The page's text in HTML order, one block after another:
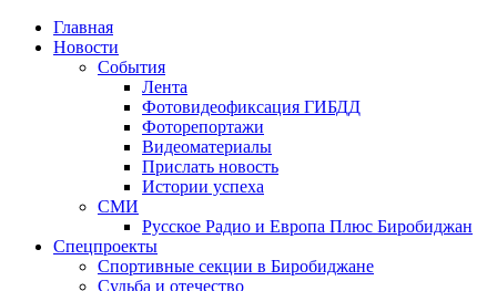
Главная
Новости
События
Лента
Фотовидеофиксация ГИБДД
Фоторепортажи
Видеоматериалы
Прислать новость
Истории успеха
СМИ
Русское Радио и Европа Плюс Биробиджан
Спецпроекты
Спортивные секции в Биробиджане
Судьба и отечество